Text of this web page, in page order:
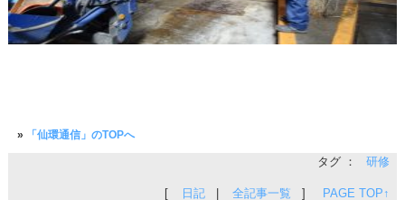
» 「仙環通信」のTOPへ
タグ ： 研修
[ 日記 全記事一覧 ] PAGE TOP↑